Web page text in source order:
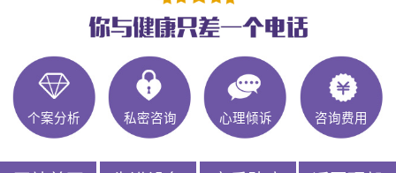
个案分析 私密咨询 心理倾诉 咨询费用